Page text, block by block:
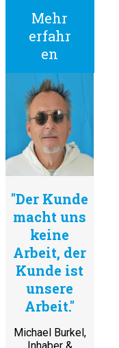
Mehr
erfahr
en
"Der Kunde
macht uns
keine
Arbeit, der
Kunde ist
unsere
Arbeit."
Michael Burkel,